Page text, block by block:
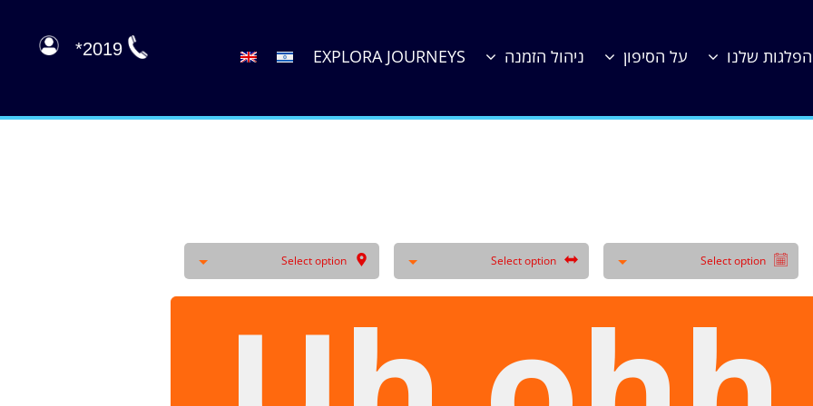
הפלגות שלנו על הסיפון ניהול הזמנה EXPLORA JOURNEYS
2019*
Select option
Select option
Select option